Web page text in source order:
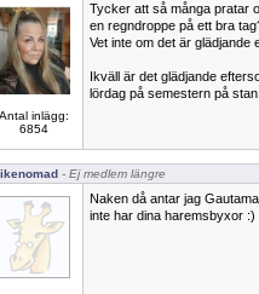
Antal inlägg:
6854
Tycker att så många pratar
en regndroppe på ett bra
Vet inte om det är
Ikväll är det glädjande
lördag på semestern på
- Ej medlem längre
Naken då antar jag
inte har dina haremsbyxor :)